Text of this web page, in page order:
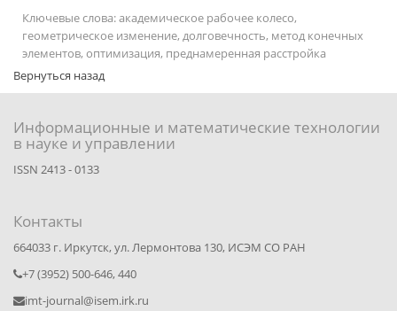
Ключевые слова:академическое рабочее колесо,
геометрическое изменение, долговечность, метод конечных
элементов, оптимизация, преднамеренная расстройка
Вернуться назад
Информационные и математические технологии
в науке и управлении
ISSN 2413 - 0133
Контакты
664033 г. Иркутск, ул. Лермонтова 130, ИСЭМ СО РАН
+7 (3952) 500-646, 440
imt-journal@isem.irk.ru